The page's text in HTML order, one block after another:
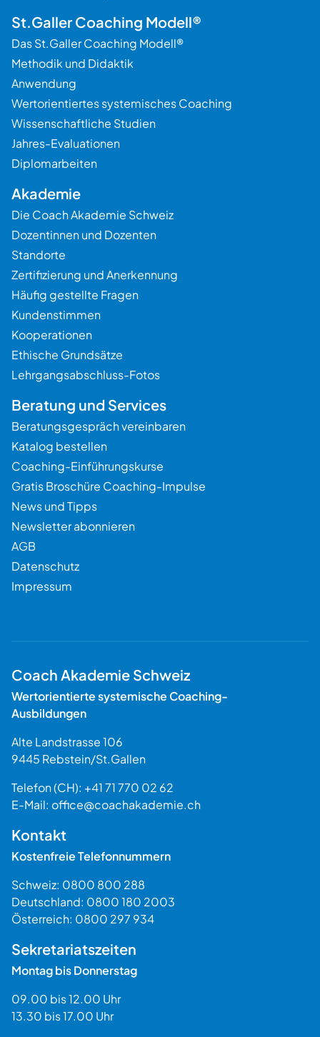
St.Galler Coaching Modell®
Das St.Galler Coaching Modell®
Methodik und Didaktik
Anwendung
Wertorientiertes systemisches Coaching
Wissenschaftliche Studien
Jahres-Evaluationen
Diplomarbeiten
Akademie
Die Coach Akademie Schweiz
Dozentinnen und Dozenten
Standorte
Zertifizierung und Anerkennung
Häufig gestellte Fragen
Kundenstimmen
Kooperationen
Ethische Grundsätze
Lehrgangsabschluss-Fotos
Beratung und Services
Beratungsgespräch vereinbaren
Katalog bestellen
Coaching-Einführungskurse
Gratis Broschüre Coaching-Impulse
News und Tipps
Newsletter abonnieren
AGB
Datenschutz
Impressum
Coach Akademie Schweiz
Wertorientierte systemische Coaching-
Ausbildungen
Alte Landstrasse 106
9445 Rebstein/St.Gallen
Telefon (CH): +41 71 770 02 62
E-Mail: office@coachakademie.ch
Kontakt
Kostenfreie Telefonnummern
Schweiz: 0800 800 288
Deutschland: 0800 180 2003
Österreich: 0800 297 934
Sekretariatszeiten
Montag bis Donnerstag
09.00 bis 12.00 Uhr
13.30 bis 17.00 Uhr